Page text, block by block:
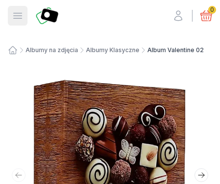
Otwórz menu
Fotosmart 0
Albumy na zdjęcia Albumy Klasyczne Album Valentine 02
Poprzedni slajd